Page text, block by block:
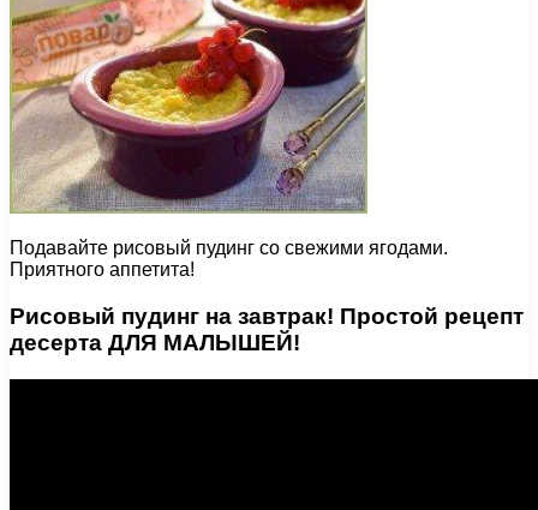
Подавайте рисовый пудинг со свежими ягодами.
Приятного аппетита!
Рисовый пудинг на завтрак! Простой рецепт
десерта ДЛЯ МАЛЫШЕЙ!